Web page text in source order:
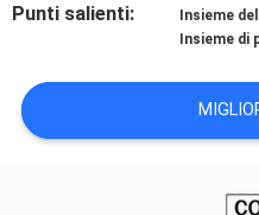
UN
PREVENTIVO
Punti salienti: Insieme
Insieme di